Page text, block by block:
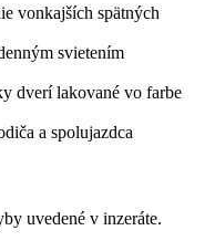
vonkajších spätných
svietením
dverí lakované vo farbe
a spolujazdca
uvedené v inzeráte.